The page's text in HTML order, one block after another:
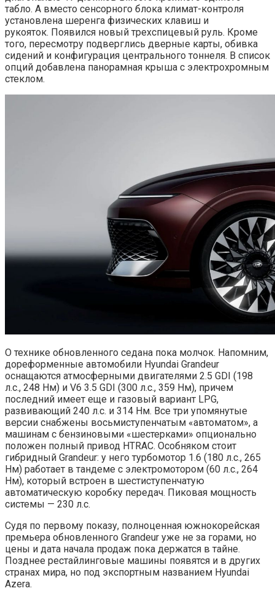
табло. А вместо сенсорного блока климат-контроля
установлена шеренга физических клавиш и
рукояток. Появился новый трехспицевый руль. Кроме
того, пересмотру подверглись дверные карты, обивка
сидений и конфигурация центрального тоннеля. В список
опций добавлена панорамная крыша с электрохромным
стеклом.
О технике обновленного седана пока молчок. Напомним,
дореформенные автомобили Hyundai Grandeur
оснащаются атмосферными двигателями 2.5 GDI (198
л.с., 248 Нм) и V6 3.5 GDI (300 л.с., 359 Нм), причем
последний имеет еще и газовый вариант LPG,
развивающий 240 л.с. и 314 Нм. Все три упомянутые
версии снабжены восьмиступенчатым «автоматом», а
машинам с бензиновыми «шестерками» опционально
положен полный привод HTRAC. Особняком стоит
гибридный Grandeur: у него турбомотор 1.6 (180 л.с., 265
Нм) работает в тандеме с электромотором (60 л.с., 264
Нм), который встроен в шестиступенчатую
автоматическую коробку передач. Пиковая мощность
системы — 230 л.с.
Судя по первому показу, полноценная южнокорейская
премьера обновленного Grandeur уже не за горами, но
цены и дата начала продаж пока держатся в тайне.
Позднее рестайлинговые машины появятся и в других
странах мира, но под экспортным названием Hyundai
Azera.